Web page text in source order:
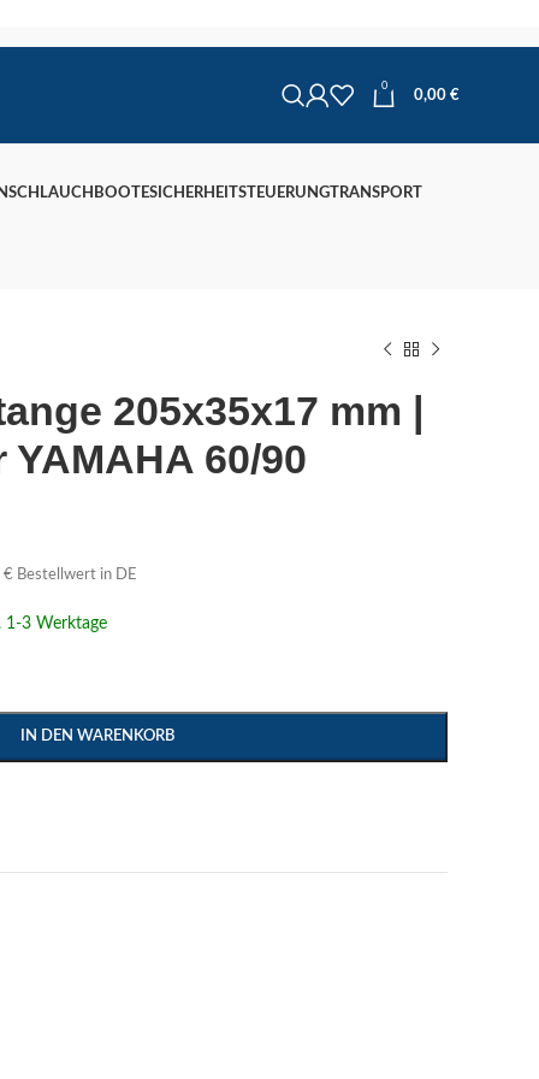
0
0,00 €
SCHLAUCHBOOTESICHERHEITSTEUERUNGTRANSPORT
205x35x17 mm |
60/90
Bestellwert in DE
1-3 Werktage
IN DEN WARENKORB